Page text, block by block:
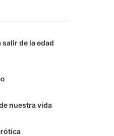
salir de la edad
nuestra vida